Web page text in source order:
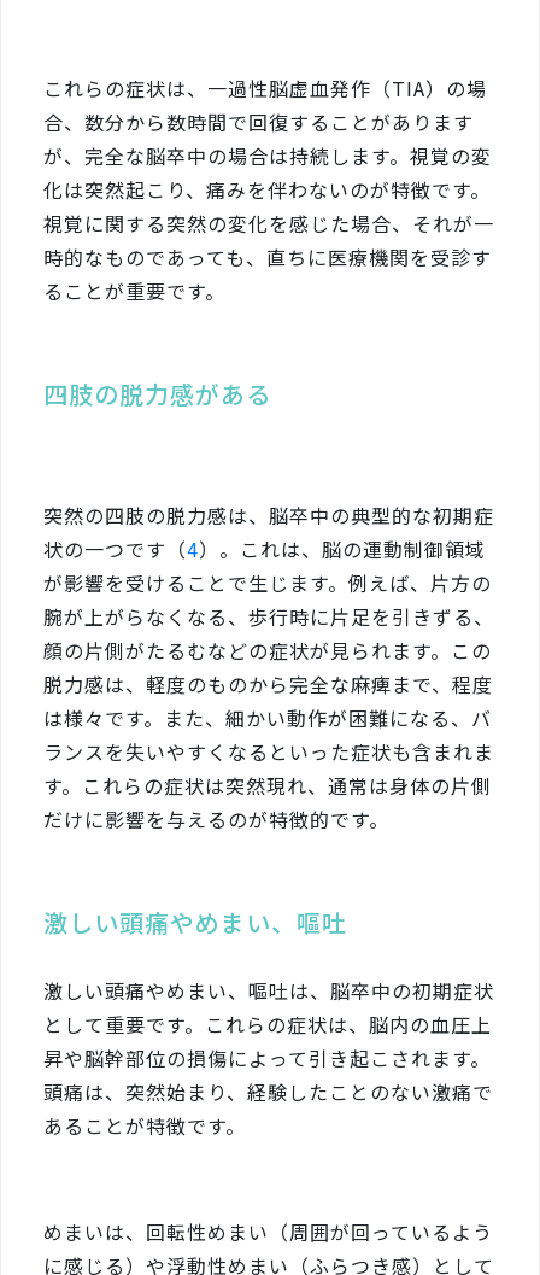
これらの症状は、一過性脳虚血発作（TIA）の場
合、数分から数時間で回復することがあります
が、完全な脳卒中の場合は持続します。視覚の変
化は突然起こり、痛みを伴わないのが特徴です。
視覚に関する突然の変化を感じた場合、それが一
時的なものであっても、直ちに医療機関を受診す
ることが重要です。
四肢の脱力感がある
突然の四肢の脱力感は、脳卒中の典型的な初期症
状の一つです（4）。これは、脳の運動制御領域
が影響を受けることで生じます。例えば、片方の
腕が上がらなくなる、歩行時に片足を引きずる、
顔の片側がたるむなどの症状が見られます。この
脱力感は、軽度のものから完全な麻痺まで、程度
は様々です。また、細かい動作が困難になる、バ
ランスを失いやすくなるといった症状も含まれま
す。これらの症状は突然現れ、通常は身体の片側
だけに影響を与えるのが特徴的です。
激しい頭痛やめまい、嘔吐
激しい頭痛やめまい、嘔吐は、脳卒中の初期症状
として重要です。これらの症状は、脳内の血圧上
昇や脳幹部位の損傷によって引き起こされます。
頭痛は、突然始まり、経験したことのない激痛で
あることが特徴です。
めまいは、回転性めまい（周囲が回っているよう
に感じる）や浮動性めまい（ふらつき感）として